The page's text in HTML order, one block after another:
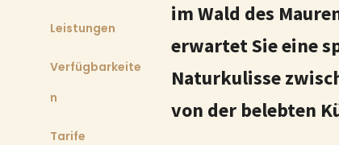
Leistungen
Verfügbarkeite
n
Tarife
im Wald des
erwartet Sie eine
Naturkulisse
von der belebten